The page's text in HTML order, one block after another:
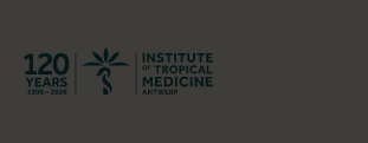
Terug naar start